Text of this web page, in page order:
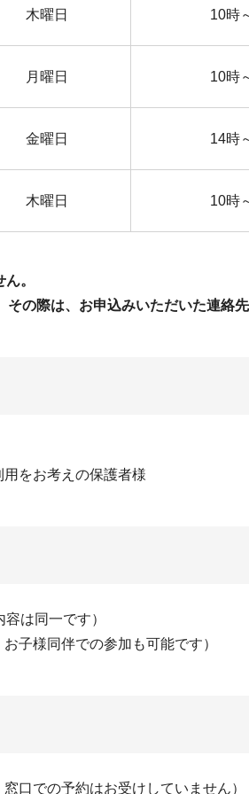
木曜日 10時
月曜日 10時
金曜日 14時
木曜日 10時
。
の際は、お申込みいただいた連絡
をお考えの保護者様
は同一です）
子様同伴での参加も可能です）
口での予約はお受けしていません）